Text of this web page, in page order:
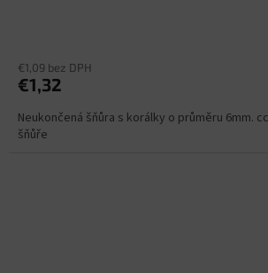
€1,09 bez DPH
€1,32
Neukončená šňůra s korálky o průměru 6mm.
šňůře